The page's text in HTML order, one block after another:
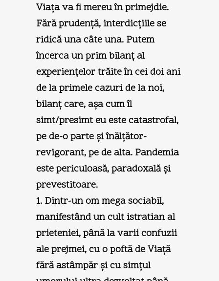
Viaţa va fi mereu în primejdie.
Fără prudenţă, interdicţiile se
ridică una câte una. Putem
încerca un prim bilanţ al
experienţelor trăite în cei doi ani
de la primele cazuri de la noi,
bilanţ care, aşa cum îl
simt/presimt eu este catastrofal,
pe de-o parte şi înălţător-
revigorant, pe de alta. Pandemia
este periculoasă, paradoxală şi
prevestitoare.
1. Dintr-un om mega sociabil,
manifestând un cult istratian al
prieteniei, până la varii confuzii
ale prejmei, cu o poftă de Viaţă
fără astâmpăr şi cu simţul